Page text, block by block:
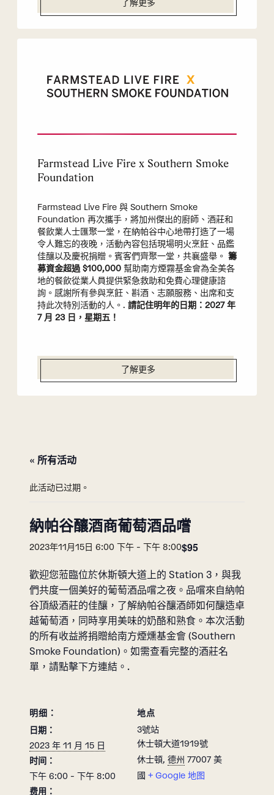
了解更多
Farmstead Live Fire x Southern Smoke
Foundation
Farmstead Live Fire 與 Southern Smoke
Foundation 再次攜手，將加州傑出的廚師、酒莊和
餐飲業人士匯聚一堂，在納帕谷中心地帶打造了一場
令人難忘的夜晚，活動內容包括現場明火烹飪、品鑑
佳釀以及慶祝捐贈。賓客們齊聚一堂，共襄盛舉。 籌
募資金超過 $100,000幫助南方煙霧基金會為全美各
地的餐飲從業人員提供緊急救助和免費心理健康諮
詢。感謝所有參與烹飪、斟酒、志願服務、出席和支
持此次特別活動的人。. 請記住明年的日期：2027 年
7 月 23 日，星期五！
了解更多
« 所有活动
此活动已过期。
納帕谷釀酒商葡萄酒品嚐
2023年11月15日 6:00 下午 - 下午 8:00$95
歡迎您蒞臨位於休斯頓大道上的 Station 3，與我
們共度一個美好的葡萄酒品嚐之夜。品嚐來自納帕
谷頂級酒莊的佳釀，了解納帕谷釀酒師如何釀造卓
越葡萄酒，同時享用美味的奶酪和熟食。本次活動
的所有收益將捐贈給南方煙燻基金會 (Southern
Smoke Foundation)。如需查看完整的酒莊名
單，請點擊下方連結。.
明细：
日期：
2023 年 11 月 15 日
时间：
下午 6:00 - 下午 8:00
费用：
地点
3號站
休士頓大道1919號
休士頓, 德州 77007 美
國 + Google 地图